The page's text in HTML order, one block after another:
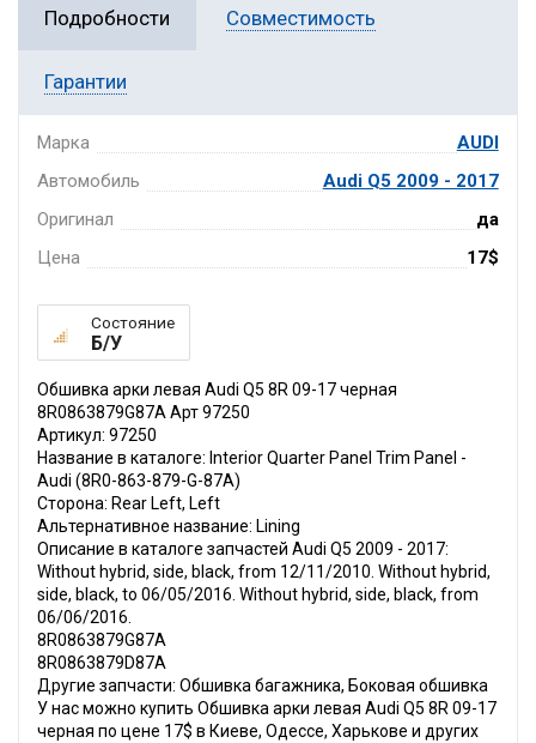
Подробности Совместимость
Гарантии
Марка
AUDI
Автомобиль
Audi Q5 2009 - 2017
Оригинал
да
Цена
17$
Состояние
Б/У
Обшивка арки левая Audi Q5 8R 09-17 черная
8R0863879G87A Арт 97250
Артикул: 97250
Название в каталоге: Interior Quarter Panel Trim Panel -
Audi (8R0-863-879-G-87A)
Сторона: Rear Left, Left
Альтернативное название: Lining
Описание в каталоге запчастей Audi Q5 2009 - 2017:
Without hybrid, side, black, from 12/11/2010. Without hybrid,
side, black, to 06/05/2016. Without hybrid, side, black, from
06/06/2016.
8R0863879G87A
8R0863879D87A
Другие запчасти: Обшивка багажника, Боковая обшивка
У нас можно купить Обшивка арки левая Audi Q5 8R 09-17
черная по цене 17$ в Киеве, Одессе, Харькове и других